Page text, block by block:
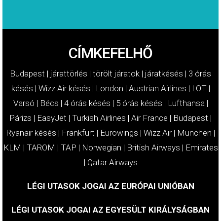
CÍMKEFELHŐ
Budapest | járattörlés | törölt járatok | járatkésés | 3 órás
késés | Wizz Air késés | London | Austrian Airlines | LOT|
Varsó | Bécs | 4 órás késés | 5 órás késés | Lufthansa |
Párizs | EasyJet | Turkish Airlines | Air France | Budapest |
Ryanair késés | Frankfurt | Eurowings | Wizz Air| München |
KLM | TAROM | TAP | Norwegian | British Airways | Emirates
| Qatar Airways
LÉGI UTASOK JOGAI AZ EURÓPAI UNIÓBAN
LÉGI UTASOK JOGAI AZ EGYESÜLT KIRÁLYSÁGBAN